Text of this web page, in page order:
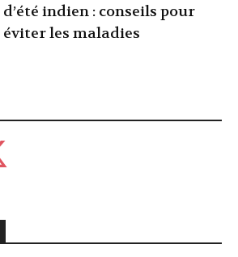
d’été indien : conseils pour
éviter les maladies